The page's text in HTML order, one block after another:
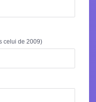
celui de 2009)